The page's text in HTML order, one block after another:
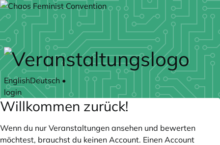
Zum Hauptteil springen
EnglishDeutsch •
login
Willkommen zurück!
Wenn du nur Veranstaltungen ansehen und bewerten
möchtest, brauchst du keinen Account. Einen Account